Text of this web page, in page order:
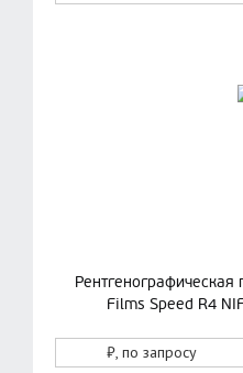
Рентгенографическая
Films Speed R4
₽, по запросу